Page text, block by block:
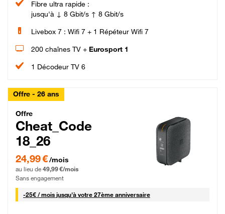
Fibre ultra rapide :
jusqu'à ↓ 8 Gbit/s ↑ 8 Gbit/s
Livebox 7 : Wifi 7 + 1 Répéteur Wifi 7
200 chaînes TV + Eurosport 1
1 Décodeur TV 6
Offre - 26 ans
Cheat_Code Fibre_18_26
Offre
Cheat_Code
18_26
24,99 € par mois pendant 0 mois puis 49,99 € par mois, Sans engagement
24,99 €/mois
au lieu de 49,99 €/mois
Sans engagement
-25€ / mois25 € par mois
jusqu'à votre 27ème anniversaire